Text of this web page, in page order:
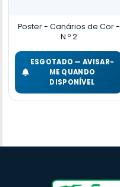
Poster - Canários de Cor -
N.º 2
ESGOTADO — AVISAR-
ME QUANDO
DISPONÍVEL